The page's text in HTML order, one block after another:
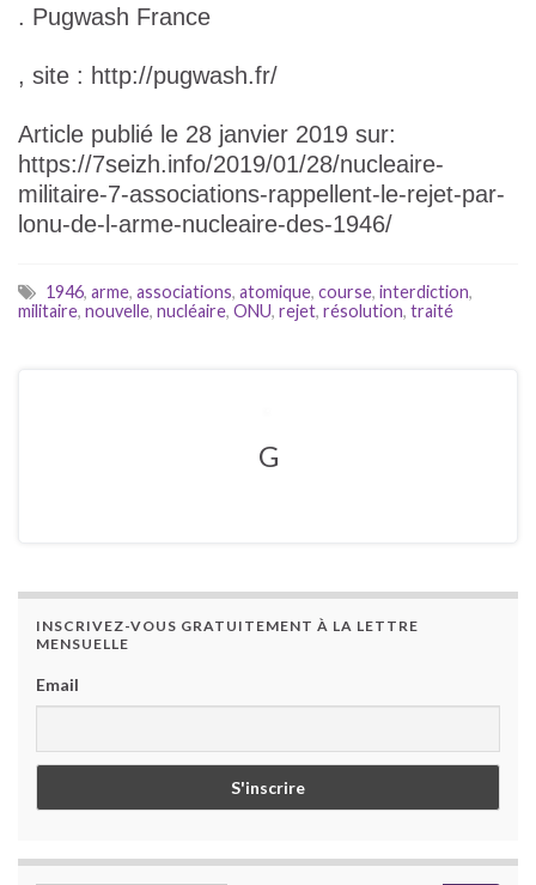
. Pugwash France
, site : http://pugwash.fr/
Article publié le 28 janvier 2019 sur:
https://7seizh.info/2019/01/28/nucleaire-
militaire-7-associations-rappellent-le-rejet-par-
lonu-de-l-arme-nucleaire-des-1946/
1946, arme, associations, atomique, course, interdiction,
militaire, nouvelle, nucléaire, ONU, rejet, résolution, traité
G
INSCRIVEZ-VOUS GRATUITEMENT À LA LETTRE
MENSUELLE
Email